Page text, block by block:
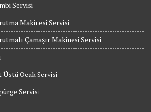
Servisi
Makinesi Servisi
Çamaşır Makinesi Servisi
Ocak Servisi
Servisi